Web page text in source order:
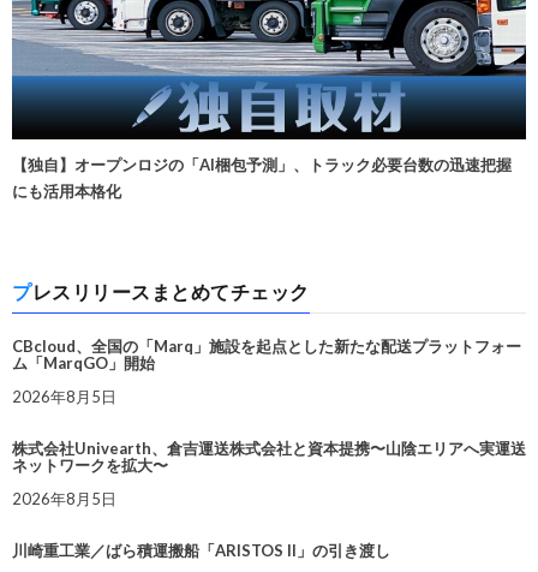
【独自】オープンロジの「AI梱包予測」、トラック必要台数の迅速把握
にも活用本格化
プレスリリースまとめてチェック
CBcloud、全国の「Marq」施設を起点とした新たな配送プラットフォー
ム「MarqGO」開始
2026年8月5日
株式会社Univearth、倉吉運送株式会社と資本提携〜山陰エリアへ実運送
ネットワークを拡大〜
2026年8月5日
川崎重工業／ばら積運搬船「ARISTOS II」の引き渡し